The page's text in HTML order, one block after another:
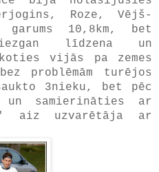
Roze, Vējš-
10,8km, bet
līdzena un
vijās pa zemes
problēmām turējos
3nieku, bet pēc
samierināties ar
aiz uzvarētāja ar